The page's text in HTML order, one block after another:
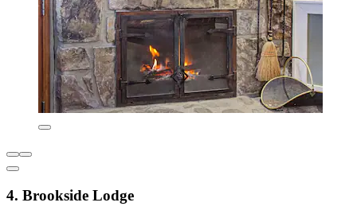
4. Brookside Lodge